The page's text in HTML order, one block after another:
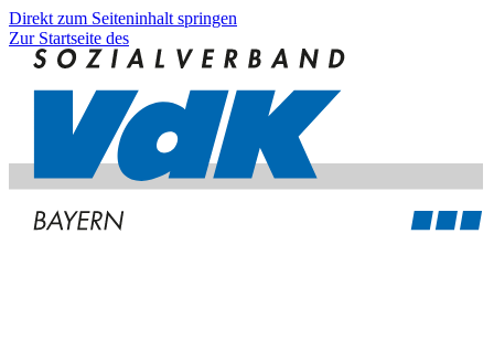
Direkt zum Seiteninhalt springen
Zur Startseite des